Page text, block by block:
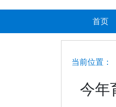
首页
当前位置：
今年